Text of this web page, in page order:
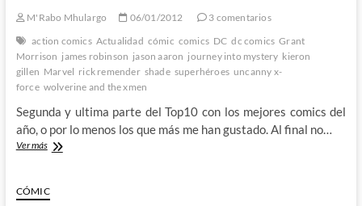
parecía
M'Rabo Mhulargo 06/01/2012
3 comentarios
action comics Actualidad cómic comics DC dc comics Grant
Morrison james robinson jason aaron journey into mystery kieron
gillen Marvel rick remender shade superhéroes uncanny x-
force wolverine and the xmen
Segunda y ultima parte del Top10 con los mejores comics del
año, o por lo menos los que más me han gustado. Al final no…
Ver másTop
lo
mejor
CÓMIC